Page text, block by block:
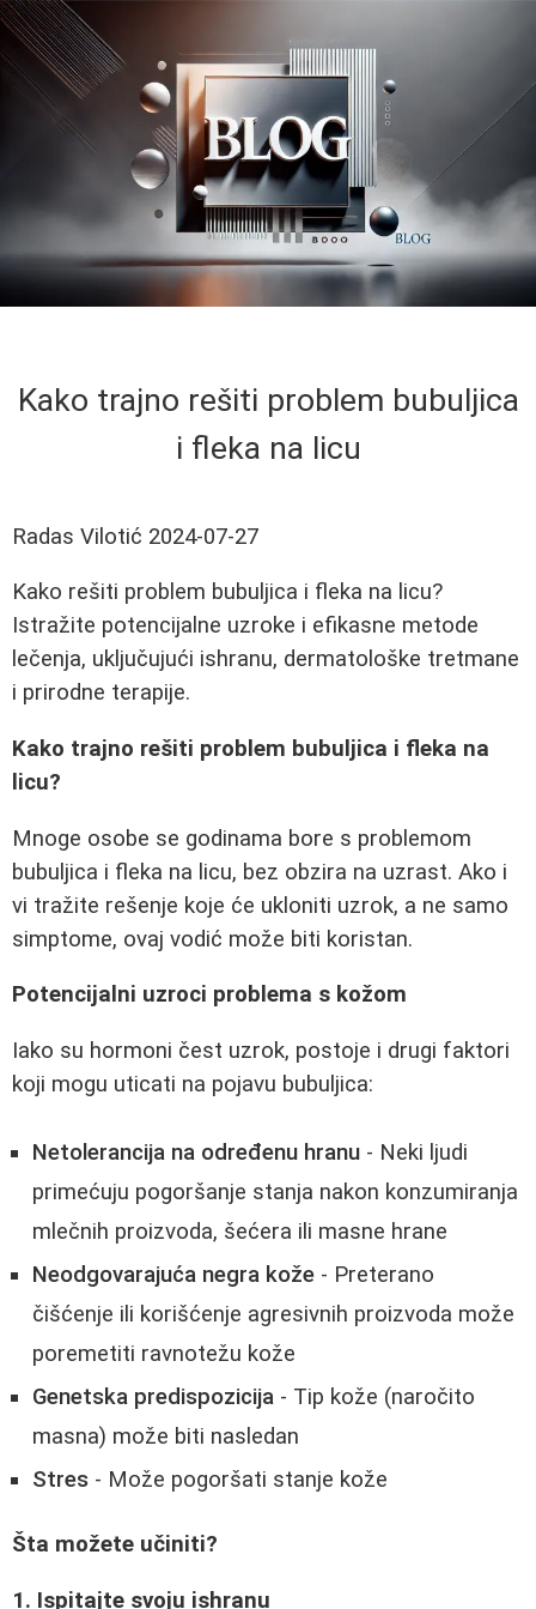
Kako trajno rešiti problem bubuljica
i fleka na licu
Radas Vilotić 2024-07-27
Kako rešiti problem bubuljica i fleka na licu?
Istražite potencijalne uzroke i efikasne metode
lečenja, uključujući ishranu, dermatološke tretmane
i prirodne terapije.
Kako trajno rešiti problem bubuljica i fleka na
licu?
Mnoge osobe se godinama bore s problemom
bubuljica i fleka na licu, bez obzira na uzrast. Ako i
vi tražite rešenje koje će ukloniti uzrok, a ne samo
simptome, ovaj vodić može biti koristan.
Potencijalni uzroci problema s kožom
Iako su hormoni čest uzrok, postoje i drugi faktori
koji mogu uticati na pojavu bubuljica:
Netolerancija na određenu hranu - Neki ljudi
primećuju pogoršanje stanja nakon konzumiranja
mlečnih proizvoda, šećera ili masne hrane
Neodgovarajuća negra kože - Preterano
čišćenje ili korišćenje agresivnih proizvoda može
poremetiti ravnotežu kože
Genetska predispozicija - Tip kože (naročito
masna) može biti nasledan
Stres - Može pogoršati stanje kože
Šta možete učiniti?
1. Ispitajte svoju ishranu